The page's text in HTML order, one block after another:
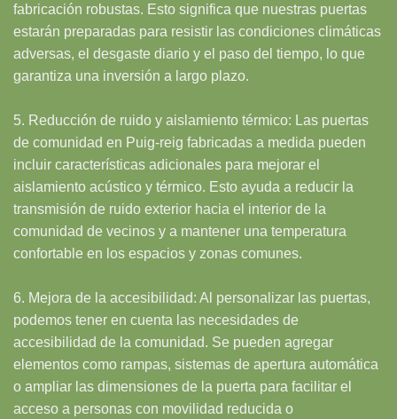
fabricación robustas. Esto significa que nuestras puertas
estarán preparadas para resistir las condiciones climáticas
adversas, el desgaste diario y el paso del tiempo, lo que
garantiza una inversión a largo plazo.
5. Reducción de ruido y aislamiento térmico: Las puertas
de comunidad en Puig-reig fabricadas a medida pueden
incluir características adicionales para mejorar el
aislamiento acústico y térmico. Esto ayuda a reducir la
transmisión de ruido exterior hacia el interior de la
comunidad de vecinos y a mantener una temperatura
confortable en los espacios y zonas comunes.
6. Mejora de la accesibilidad: Al personalizar las puertas,
podemos tener en cuenta las necesidades de
accesibilidad de la comunidad. Se pueden agregar
elementos como rampas, sistemas de apertura automática
o ampliar las dimensiones de la puerta para facilitar el
acceso a personas con movilidad reducida o